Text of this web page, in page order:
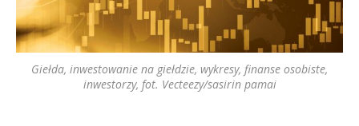
Giełda, inwestowanie na giełdzie, wykresy, finanse osobiste,
inwestorzy, fot. Vecteezy/sasirin pamai